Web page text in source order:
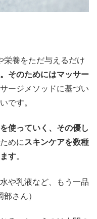
栄養をただ与えるだけ
そのためにはマッサー
ージメソッドに基づい
です。
使っていく、その優し
めに スキンケアを数種
す。
や乳液など、もう一品
さん）